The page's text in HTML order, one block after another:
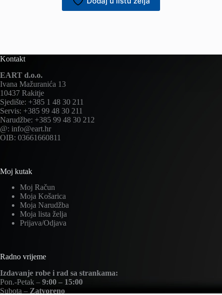
Kontakt
EART d.o.o.
Ivana Mažuranića 13
10437 Rakitje
Sjedište: +385 1 48 30 211
Servis: +385 99 48 30 211
Narudžbe: +385 99 48 30 212
@: info@eart.hr
OIB: 03661660811
Moj kutak
Moj Račun
Moja Košarica
Moja Narudžba
Moja lista želja
Prijava/Odjava
Radno vrijeme
Izdavanje robe i rad sa strankama:
Pon.-Petak – 9:00 – 15:00
Subota – Zatvoreno